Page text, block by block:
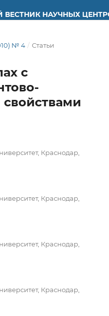
ВЕСТНИК НАУЧНЫХ
№ 4 / Статьи
с
Краснодар,
Краснодар,
Краснодар,
Краснодар,